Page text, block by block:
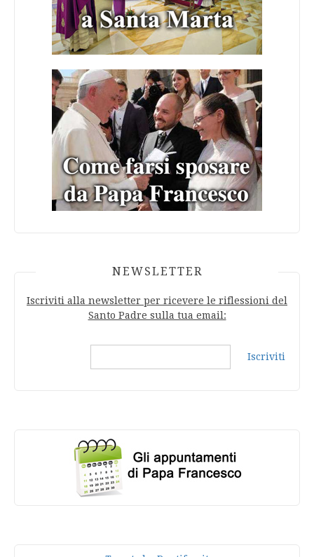
NEWSLETTER
Iscriviti alla newsletter per ricevere le riflessioni del
Santo Padre sulla tua email:
Iscriviti